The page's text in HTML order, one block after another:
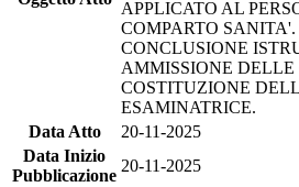
APPLICATO AL
COMPARTO SANITA'.
CONCLUSIONE
AMMISSIONE
COSTITUZIONE
ESAMINATRICE.
Data Atto
20-11-2025
Data Inizio
Pubblicazione
20-11-2025